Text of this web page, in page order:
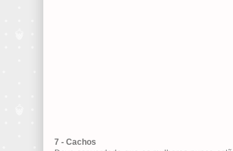
7 - Cachos